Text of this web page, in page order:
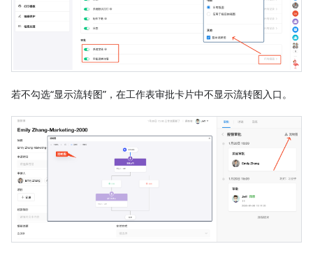
若不勾选“显示流转图”，在工作表审批卡片中不显示流转图入口。